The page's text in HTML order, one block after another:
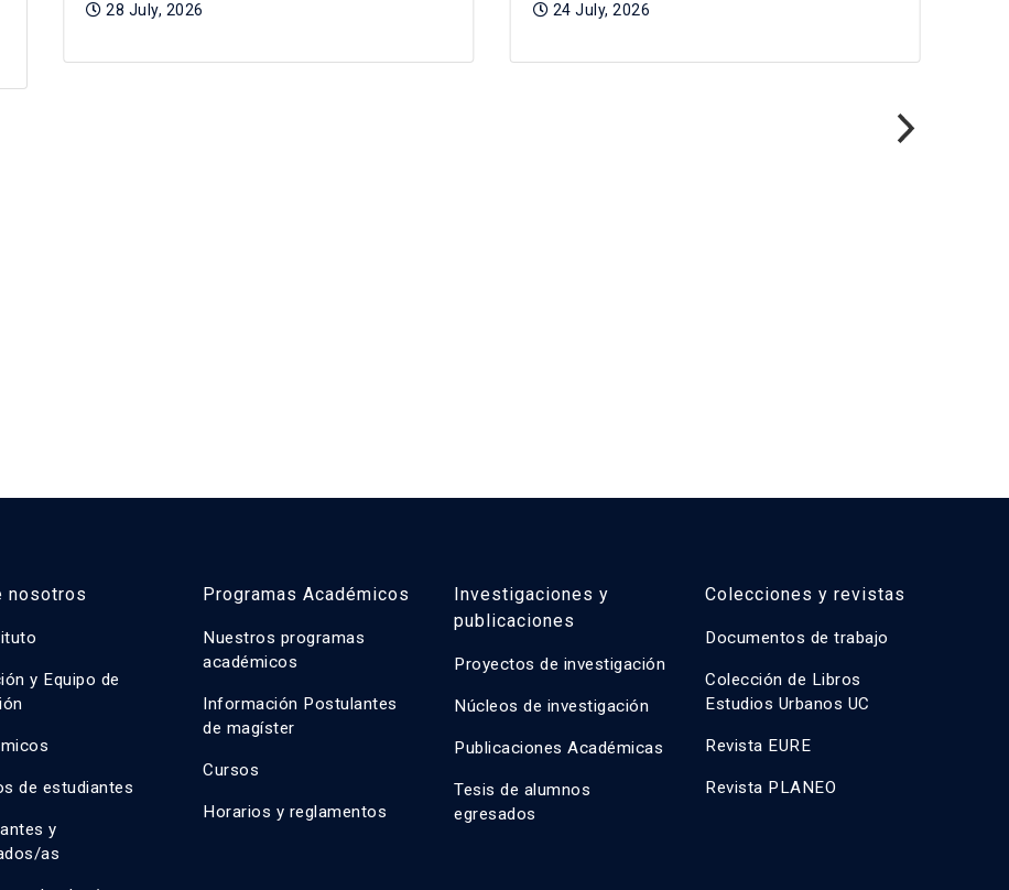
28 July, 2026 24 July, 2026
nosotros
y Equipo de
de estudiantes
y
as
Programas Académicos
Nuestros programas
académicos
Información Postulantes
de magíster
Cursos
Horarios y reglamentos
Investigaciones y
publicaciones
Proyectos de investigación
Núcleos de investigación
Publicaciones Académicas
Tesis de alumnos
egresados
Colecciones y revistas
Documentos de trabajo
Colección de Libros
Estudios Urbanos UC
Revista EURE
Revista PLANEO